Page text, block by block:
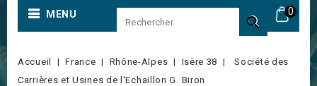
0
MENU 
Accueil France Rhône-Alpes Isère 38
Société des
Carrières et Usines de l'Echaillon G. Biron